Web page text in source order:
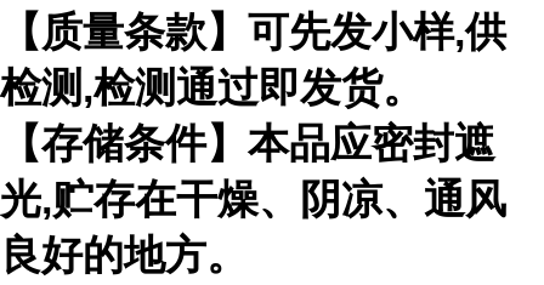
【质量条款】可先发小样,供
检测,检测通过即发货。
【存储条件】本品应密封遮
光,贮存在干燥、阴凉、通风
良好的地方。